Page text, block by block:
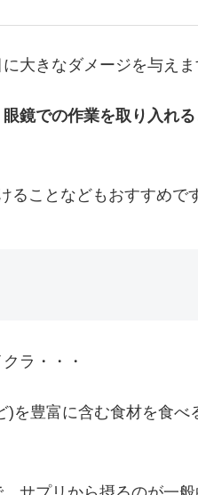
大きなダメージを与えま
眼鏡での作業を取り入れる
ことなどもおすすめで
ラ・・・
を豊富に含む食材を食べ